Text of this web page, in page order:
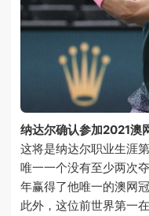
纳达尔确认参加2021澳
这将是纳达尔职业生涯
唯一一个没有至少两次
年赢得了他唯一的澳网
此外，这位前世界第一